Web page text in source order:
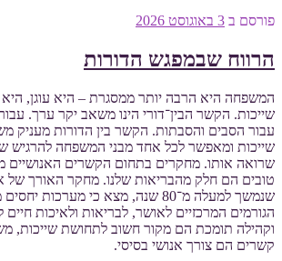
פורסם ב 3 באוגוסט 2026
הרווח שבמפגש הדורות
המשפחה היא הרבה יותר ממסגרת – היא עוגן,
שייכות. הקשר הבין־דורי הינו משאב יקר ערך.
עבור הסבים והסבתות. הקשר בין הדורות מעניק
שייכות ומאפשר לכל אחד מבני המשפחה להרגיש
שרואה אותו. מחקרים בתחום הקשרים האנושיים
טובים הם חלק מהבריאות שלנו. מחקר האורך של
שנמשך למעלה מ־80 שנה, מצא כי
הגורמים המרכזיים לאושר, לבריאות ולאיכות
וקהילה תומכת הם מקור חשוב לתחושת שייכות,
קשרים הם צורך אנושי בסיסי.